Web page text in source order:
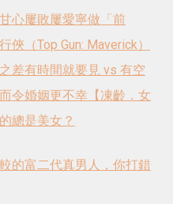
心屢敗屢愛寧做「前
俠（Top Gun: Maverick）
差有時間就要見 vs 有空
令婚姻更不幸 【凍齡．女
總是美女？
的富二代真男人，你打錯